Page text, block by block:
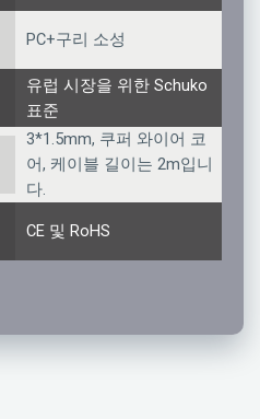
PC+구리 소성
유럽 시장을 위한 Schuko
표준
3*1.5mm, 쿠퍼 와이어 코
어, 케이블 길이는 2m입니
다.
CE 및 RoHS